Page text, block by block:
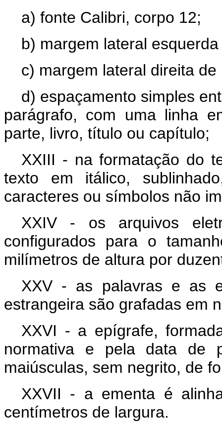
a) fonte Calibri, corpo 12;
b) margem lateral
c) margem lateral direita
d) espaçamento simples
parágrafo, com uma linha
parte, livro, título ou capítulo;
XXIII - na formatação do
texto em itálico,
caracteres ou símbolos não
XXIV - os arquivos
configurados para o
milímetros de altura por
XXV - as palavras e as
estrangeira são grafadas em
XXVI - a epígrafe,
normativa e pela data de
maiúsculas, sem negrito, de
XXVII - a ementa é
centímetros de largura.